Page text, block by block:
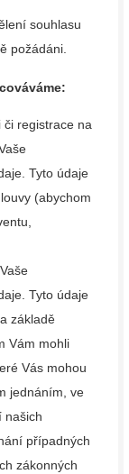
souhlasu
požádáni.
či registrace na
Tyto údaje
(abychom
Tyto údaje
základě
Vám mohli
Vás mohou
jednáním, ve
našich
případných
zákonných